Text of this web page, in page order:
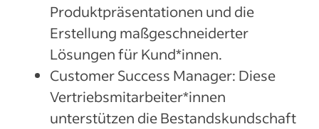
Produktpräsentationen und die
Erstellung maßgeschneiderter
Lösungen für Kund*innen.
Customer Success Manager: Diese
Vertriebsmitarbeiter*innen
unterstützen die Bestandskundschaft